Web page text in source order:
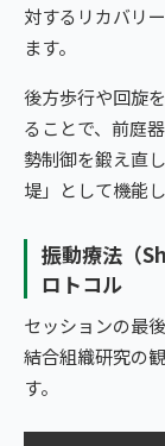
対するリカバリ
ます。
後方歩行や回旋
ることで、前庭
勢制御を鍛え直
堤」として機能し
振動療法（
ロトコル
セッションの最
結合組織研究の
す。